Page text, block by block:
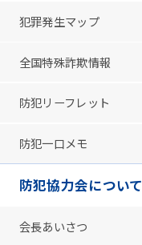
犯罪発生マップ
全国特殊詐欺情報
防犯リーフレット
防犯一口メモ
防犯協力会について
会長あいさつ